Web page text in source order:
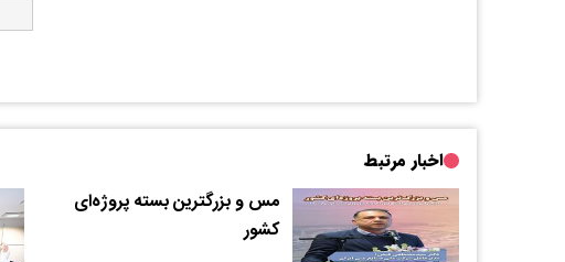
اخبار مرتبط
مس و بزرگترین بسته پروژه‌ای
کشور